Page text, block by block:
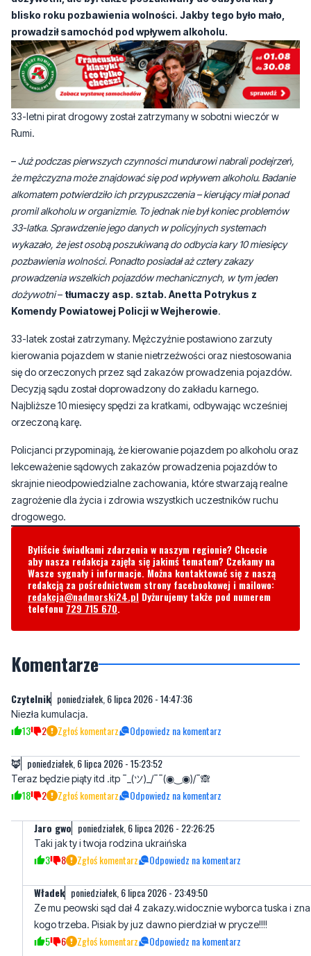
33-letni pirat drogowy został zatrzymany w sobotni wieczór w
Rumi.
–Już podczas pierwszych czynności mundurowi nabrali podejrzeń,
że mężczyzna może znajdować się pod wpływem alkoholu. Badanie
promil alkoholu w organizmie. To jednak nie był koniec problemów
33-latka. Sprawdzenie jego danych w policyjnych systemach
wykazało, że jest osobą poszukiwaną do odbycia kary 10 miesięcy
pozbawienia wolności. Ponadto posiadał aż cztery zakazy
prowadzenia wszelkich pojazdów mechanicznych, w tym jeden
dożywotni –tłumaczy asp. sztab. Anetta Potrykus z
Komendy Powiatowej Policji w Wejherowie.
33-latek został zatrzymany. Mężczyźnie postawiono zarzuty
kierowania pojazdem w stanie nietrzeźwości oraz niestosowania
Decyzją sądu został doprowadzony do zakładu karnego.
Najbliższe 10 miesięcy spędzi za kratkami, odbywając wcześniej
orzeczoną karę.
Policjanci przypominają, że kierowanie pojazdem po alkoholu oraz
lekceważenie sądowych zakazów prowadzenia pojazdów to
zagrożenie dla życia i zdrowia wszystkich uczestników ruchu
drogowego.
Byliście świadkami zdarzenia w naszym regionie? Chcecie
aby nasza redakcja zajęła się jakimś tematem? Czekamy na
Wasze sygnały i informacje. Można kontaktować się z naszą
redakcja@nadmorski24.plDyżurujemy także pod numerem
telefonu729 715 670.
Komentarze
Niezła kumulacja.
🦊 poniedziałek, 6 lipca 2026 - 15:23:52
Teraz będzie piąty itd .itp ¯⁠⁠_⁠(⁠ツ⁠)⁠_⁠/⁠¯¯⁠⁠(⁠◉⁠‿⁠◉⁠)⁠/⁠¯🙈
Jaro gwo poniedziałek, 6 lipca 2026 - 22:26:25
Taki jak ty i twoja rodzina ukraińska
Władek poniedziałek, 6 lipca 2026 - 23:49:50
Ze mu peowski sąd dał 4 zakazy.widocznie wyborca tuska i zna
5 6 Zgłoś komentarz Odpowiedz na komentarz
poniedziałek, 6 lipca 2026 - 16:25:59
A na imię mu Vitalji.